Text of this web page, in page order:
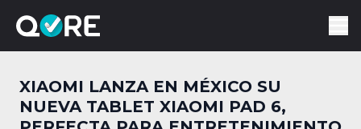
XIAOMI LANZA EN MÉXICO SU
NUEVA TABLET XIAOMI PAD 6,